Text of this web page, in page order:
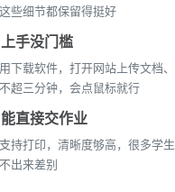
些细节都保留得挺好
手没门槛
下载软件，打开网站上传文档
超三分钟，会点鼠标就行
直接交作业
持打印，清晰度够高，很多学
出来差别